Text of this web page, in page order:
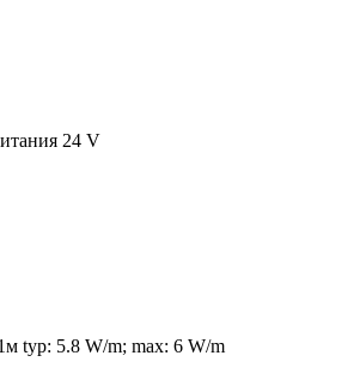
24 V
typ: 5.8 W/m; max: 6 W/m